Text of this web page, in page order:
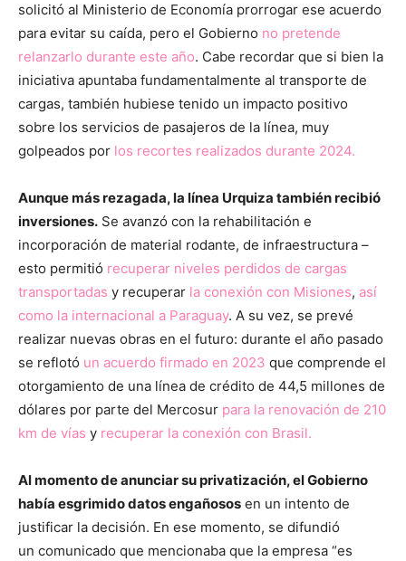
solicitó al Ministerio de Economía prorrogar ese acuerdo
para evitar su caída, pero el Gobierno no pretende
relanzarlo durante este año. Cabe recordar que si bien la
iniciativa apuntaba fundamentalmente al transporte de
cargas, también hubiese tenido un impacto positivo
sobre los servicios de pasajeros de la línea, muy
golpeados por los recortes realizados durante 2024.
Aunque más rezagada, la línea Urquiza también recibió
inversiones. Se avanzó con la rehabilitación e
incorporación de material rodante, de infraestructura –
esto permitió recuperar niveles perdidos de cargas
transportadas y recuperar la conexión con Misiones, así
como la internacional a Paraguay. A su vez, se prevé
realizar nuevas obras en el futuro: durante el año pasado
se reflotó un acuerdo firmado en 2023 que comprende el
otorgamiento de una línea de crédito de 44,5 millones de
dólares por parte del Mercosur para la renovación de 210
km de vías y recuperar la conexión con Brasil.
Al momento de anunciar su privatización, el Gobierno
había esgrimido datos engañosos en un intento de
justificar la decisión. En ese momento, se difundió
un comunicado que mencionaba que la empresa “es